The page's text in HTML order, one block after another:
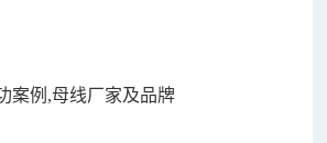
案例,母线厂家及品牌